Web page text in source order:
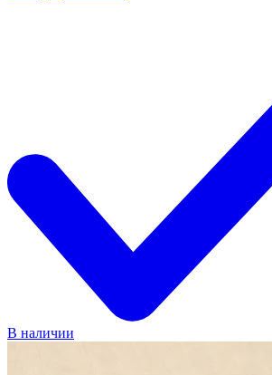
В наличии